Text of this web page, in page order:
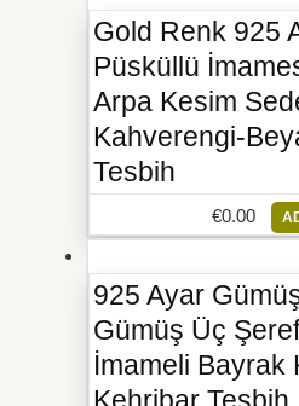
Gold Renk 925
Püsküllü
Arpa Kesim
Kahverengi-
Tesbih
€0.00
925 Ayar
Gümüş Üç
İmameli Bayrak